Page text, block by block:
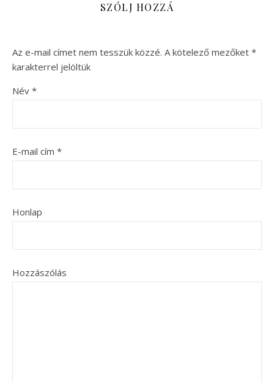
SZÓLJ HOZZÁ
Az e-mail címet nem tesszük közzé. A kötelező mezőket *
karakterrel jelöltük
Név *
E-mail cím *
Honlap
Hozzászólás